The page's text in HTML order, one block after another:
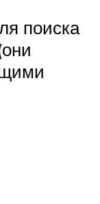
поиска